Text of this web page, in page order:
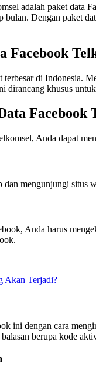
adalah paket data
bulan. Dengan paket
Facebook
di Indonesia.
dirancang khusus
Facebook
Anda dapat
mengunjungi situs
Anda harus
Akan Terjadi?
ini dengan cara
berupa kode